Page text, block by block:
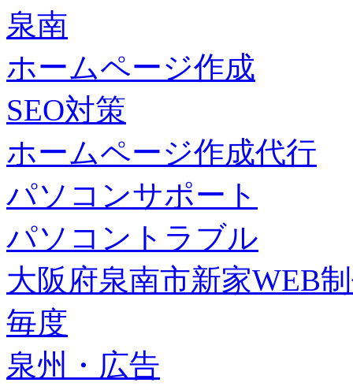
泉南
ホームページ作成
SEO対策
ホームページ作成代行
パソコンサポート
パソコントラブル
大阪府泉南市新家WEB
毎度
泉州・広告